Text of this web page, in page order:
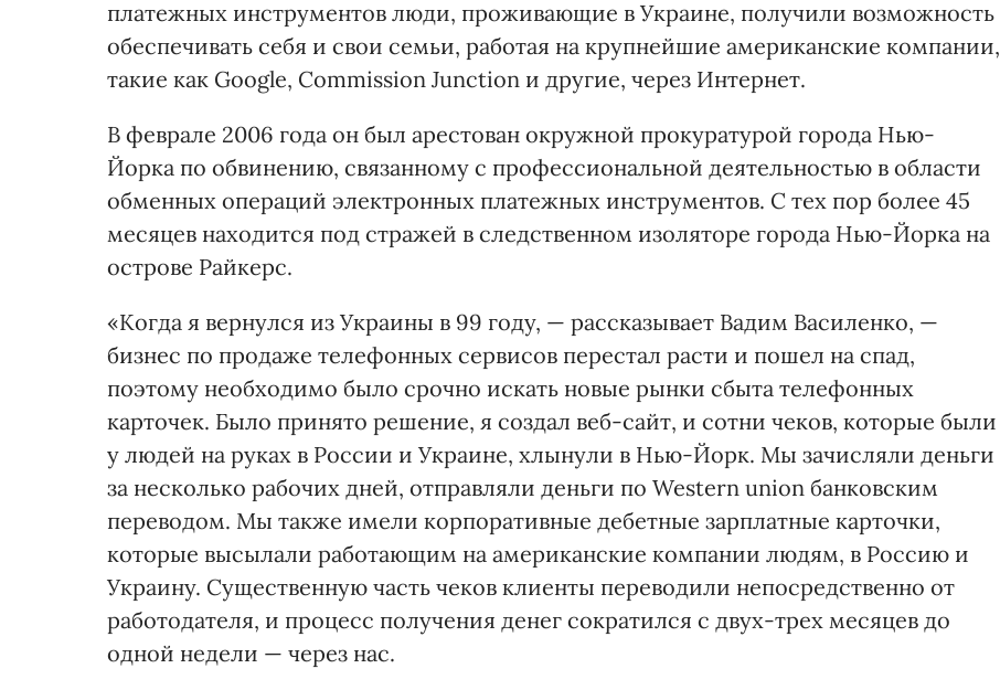
платежных инструментов люди, проживающие в Украине, получили возможность
обеспечивать себя и свои семьи, работая на крупнейшие американские компании,
такие как Google, Commission Junction и другие, через Интернет.
В феврале 2006 года он был арестован окружной прокуратурой города Нью-
Йорка по обвинению, связанному с профессиональной деятельностью в области
обменных операций электронных платежных инструментов. С тех пор более 45
месяцев находится под стражей в следственном изоляторе города Нью-Йорка на
острове Райкерс.
«Когда я вернулся из Украины в 99 году, — рассказывает Вадим Василенко, —
бизнес по продаже телефонных сервисов перестал расти и пошел на спад,
поэтому необходимо было срочно искать новые рынки сбыта телефонных
карточек. Было принято решение, я создал веб-сайт, и сотни чеков, которые были
у людей на руках в России и Украине, хлынули в Нью-Йорк. Мы зачисляли деньги
за несколько рабочих дней, отправляли деньги по Western union банковским
переводом. Мы также имели корпоративные дебетные зарплатные карточки,
которые высылали работающим на американские компании людям, в Россию и
Украину. Существенную часть чеков клиенты переводили непосредственно от
работодателя, и процесс получения денег сократился с двух-трех месяцев до
одной недели — через нас.